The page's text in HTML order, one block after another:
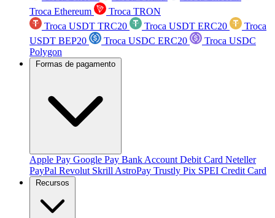
Troca Ethereum
Troca TRON
Troca USDT TRC20
Troca USDT ERC20
Troca
USDT BEP20
Troca USDC ERC20
Troca USDC
Polygon
Formas de pagamento
Apple Pay Google Pay Bank Account Debit Card Neteller
PayPal Revolut Skrill AstroPay Trustly Pix SPEI Credit Card
Recursos